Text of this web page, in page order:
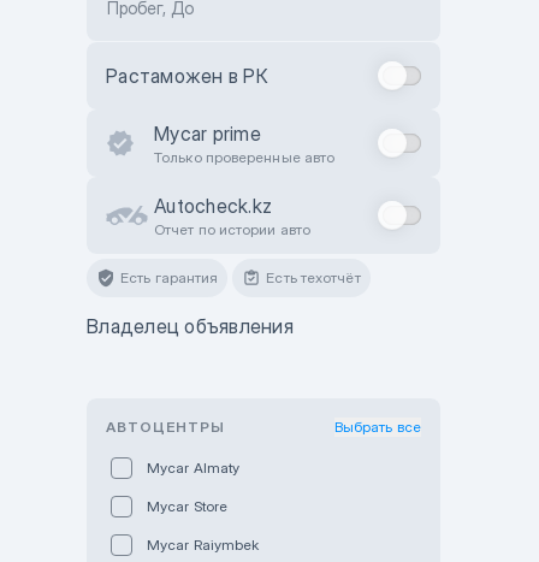
Пробег, До
Растаможен в РК
Mycar prime
Только проверенные авто
Autocheck.kz
Отчет по истории авто
Есть гарантия Есть техотчёт
Владелец объявления
АВТОЦЕНТРЫ Выбрать все
Mycar Almaty
Mycar Store
Mycar Raiymbek